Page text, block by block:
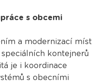
s obcemi
a modernizací míst
kontejnerů
je i koordinace
s obecními